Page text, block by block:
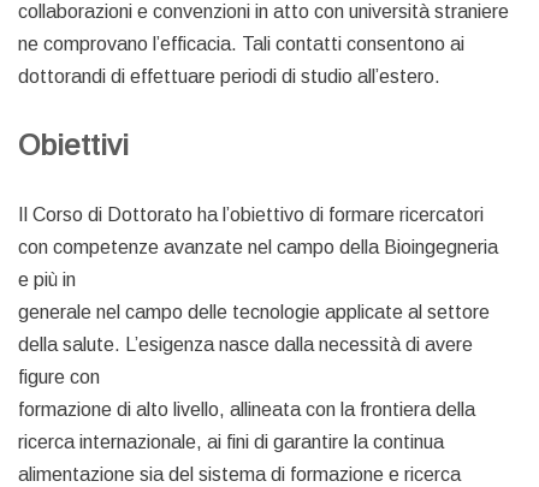
collaborazioni e convenzioni in atto con università straniere
ne comprovano l’efficacia. Tali contatti consentono ai
dottorandi di effettuare periodi di studio all’estero.
Obiettivi
Il Corso di Dottorato ha l’obiettivo di formare ricercatori
con competenze avanzate nel campo della Bioingegneria
e più in
generale nel campo delle tecnologie applicate al settore
della salute. L’esigenza nasce dalla necessità di avere
figure con
formazione di alto livello, allineata con la frontiera della
ricerca internazionale, ai fini di garantire la continua
alimentazione sia del sistema di formazione e ricerca